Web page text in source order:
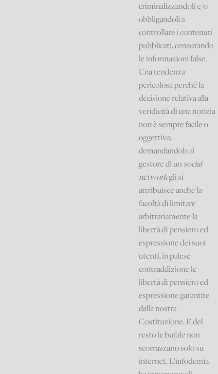
criminalizzandoli e/o
obbligandoli a
controllare i contenuti
pubblicati, censurando
le informazioni false.
Una tendenza
pericolosa perché la
decisione relativa alla
veridicità di una notizia
non è sempre facile o
oggettiva;
demandandola al
gestore di unsocial
networkgli si
attribuisce anche la
facoltà di limitare
arbitrariamente la
libertà di pensiero ed
espressione dei suoi
utenti, in palese
contraddizione le
libertà di pensiero ed
espressione garantite
dalla nostra
Costituzione. E del
resto le bufale non
scorrazzano solo su
internet. L’infodemia